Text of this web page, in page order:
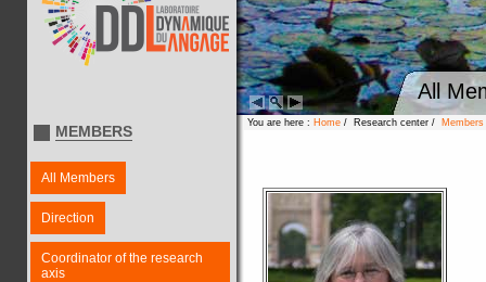
All
MEMBERS
All Members
Direction
Coordinator of the research
axis
You are here : Home / Research center / Members